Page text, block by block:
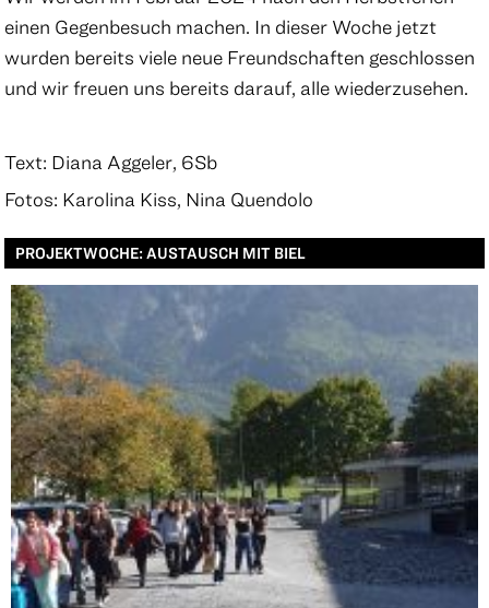
einen Gegenbesuch machen. In dieser Woche jetzt
wurden bereits viele neue Freundschaften geschlossen
und wir freuen uns bereits darauf, alle wiederzusehen.
Text: Diana Aggeler, 6Sb
Fotos: Karolina Kiss, Nina Quendolo
PROJEKTWOCHE: AUSTAUSCH MIT BIEL